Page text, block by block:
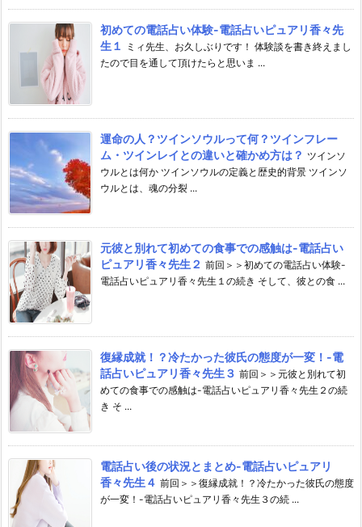
初めての電話占い体験-電話占いピュアリ香々先
生１
ミィ先生、お久しぶりです！ 体験談を書き終えまし
たので目を通して頂けたらと思いま ...
運命の人？ツインソウルって何？ツインフレー
ム・ツインレイとの違いと確かめ方は？ ツインソ
ウルとは何か ツインソウルの定義と歴史的背景 ツインソ
ウルとは、魂の分裂 ...
元彼と別れて初めての食事での感触は-電話占い
ピュアリ香々先生２ 前回＞＞初めての電話占い体験-
電話占いピュアリ香々先生１の続き そして、彼との食 ...
復縁成就！？冷たかった彼氏の態度が一変！-電
話占いピュアリ香々先生３ 前回＞＞元彼と別れて初
めての食事での感触は-電話占いピュアリ香々先生２の続
き そ ...
電話占い後の状況とまとめ-電話占いピュアリ
香々先生４ 前回＞＞復縁成就！？冷たかった彼氏の態度
が一変！-電話占いピュアリ香々先生３の続 ...